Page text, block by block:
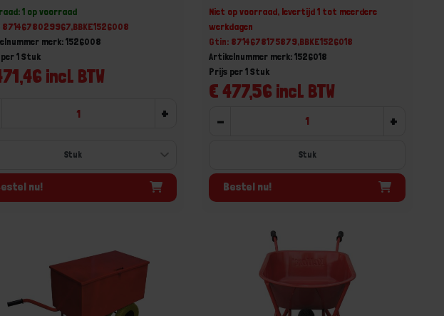
1 op voorraad
8714678029967,BBKE1526008
merk: 1526008
incl. BTW
1 Stuk
+
nu!
Niet op voorraad, levertijd 1 tot meerdere
werkdagen
Gtin: 8714678175879,BBKE1526018
Artikelnummer merk: 1526018
€ 477,56 incl. BTW
Prijs per 1 Stuk
- +
Stuk
Bestel nu!